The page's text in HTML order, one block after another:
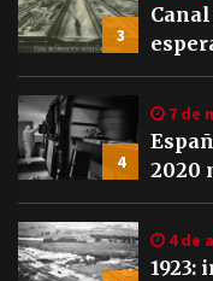
3
4
7 de
2020
Civil
4 de
1923: